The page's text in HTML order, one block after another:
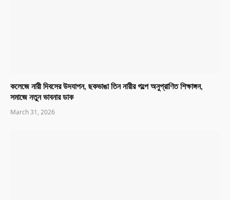
কলেজে নারী দিবসের উদযাপন, ছকভাঙা তিন নারীর গল্পে অনুপ্রাণিত শিক্ষাঙ্গন,
সমাজে নতুন ভাবনার ডাক
March 31, 2026